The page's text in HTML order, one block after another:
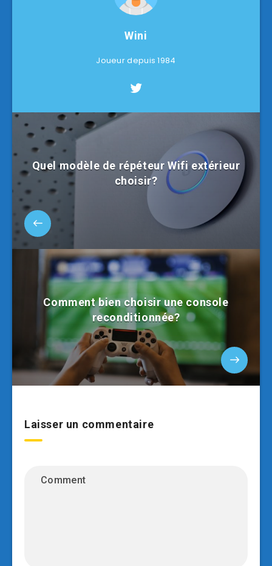
Wini
Joueur depuis 1984
Quel modèle de répéteur Wifi extérieur
choisir?
Comment bien choisir une console
reconditionnée?
Laisser un commentaire